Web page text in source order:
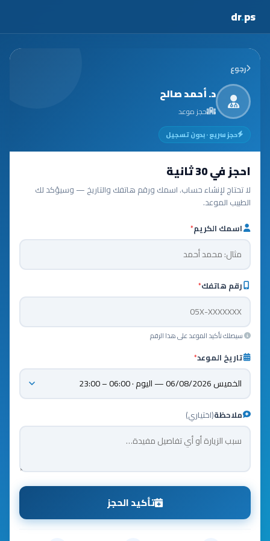
dr.ps
رجوع
د. أحمد صالح
حجز موعد
حجز سريع · بدون تسجيل
احجز في 30 ثانية
لا تحتاج لإنشاء حساب. اسمك ورقم هاتفك والتاريخ — وسيؤكد لك
الطبيب الموعد.
اسمك الكريم*
رقم هاتفك*
سيصلك تأكيد الموعد على هذا الرقم
تاريخ الموعد*
ملاحظة(اختياري)
تأكيد الحجز